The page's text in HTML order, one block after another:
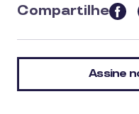
Compartilhe
this
article
on
Assine